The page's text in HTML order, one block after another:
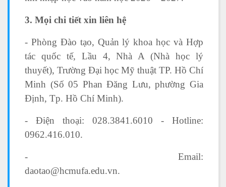
3. Mọi chi tiết xin liên hệ
- Phòng Đào tạo, Quản lý khoa học và Hợp
tác quốc tế, Lầu 4, Nhà A (Nhà học lý
thuyết), Trường Đại học Mỹ thuật TP. Hồ Chí
Minh (Số 05 Phan Đăng Lưu, phường Gia
Định, Tp. Hồ Chí Minh).
- Điện thoại: 028.3841.6010 - Hotline:
0962.416.010.
- Email: